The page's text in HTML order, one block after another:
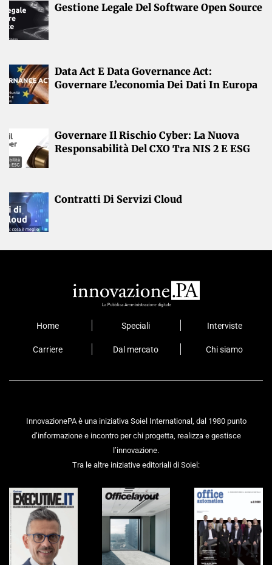
Gestione Legale Del Software Open Source
Data Act E Data Governance Act:
Governare L’economia Dei Dati In Europa
Governare Il Rischio Cyber: La Nuova
Responsabilità Del CXO Tra NIS 2 E ESG
Contratti Di Servizi Cloud
Home Speciali Interviste
Carriere Dal mercato Chi siamo
InnovazionePA è una iniziativa Soiel International, dal 1980 punto
d’informazione e incontro per chi progetta, realizza e gestisce
l’innovazione.
Tra le altre iniziative editoriali di Soiel: